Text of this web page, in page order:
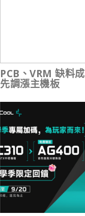
PCB、VRM 缺料
先調漲主機板